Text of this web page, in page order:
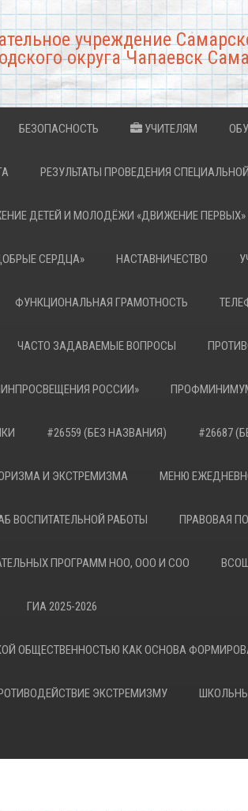
учреждение
округа Чапаевск
БЕЗОПАСНОСТЬ УЧИТЕЛЯМ
РЕЗУЛЬТАТЫ ПРОВЕДЕНИЯ
ДЕТЕЙ И МОЛОДЁЖИ «ДВИЖЕНИЕ ПЕРВЫХ»
СЕРДЦА» НАСТАВНИЧЕСТВО
ФУНКЦИОНАЛЬНАЯ ГРАМОТНОСТЬ
ЧАСТО ЗАДАВАЕМЫЕ ВОПРОСЫ
РОССИИ»
#26559 (БЕЗ НАЗВАНИЯ) #26687
И ЭКСТРЕМИЗМА МЕНЮ
ВОСПИТАТЕЛЬНОЙ РАБОТЫ ПРАВОВАЯ
ПРОГРАММ НОО, ООО И СОО ВСОШ
ГИА 2025-2026
ОБЩЕСТВЕННОСТЬЮ КАК ОСНОВА
ЭКСТРЕМИЗМУ